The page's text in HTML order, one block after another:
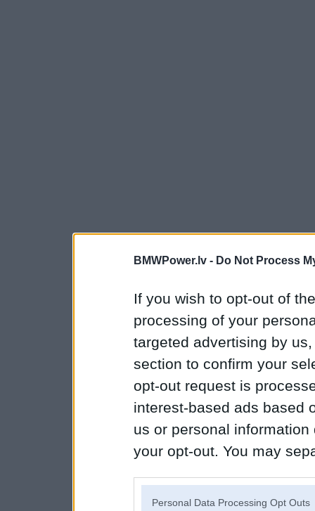
BMWPower.lv - Do Not Process
If you wish to opt-out of
processing of your
targeted advertising by
section to confirm your
opt-out request is
interest-based ads based
us or personal
your opt-out. You may
Personal Data Processing Opt Outs